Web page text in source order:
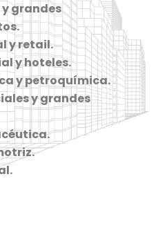
grandes
y retail.
y hoteles.
y petroquímica.
y grandes